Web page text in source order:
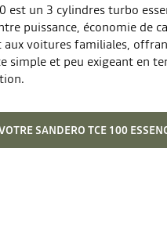
est un 3 cylindres turbo
puissance, économie de
aux voitures familiales,
simple et peu exigeant en
SANDERO TCE 100